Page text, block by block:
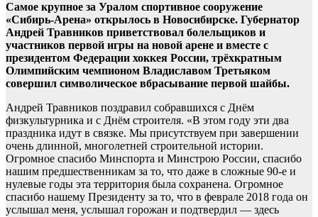
Самое крупное за Уралом спортивное сооружение
«Сибирь-Арена» открылось в Новосибирске. Губернатор
Андрей Травников приветствовал болельщиков и
участников первой игры на новой арене и вместе с
президентом Федерации хоккея России, трёхкратным
Олимпийским чемпионом Владиславом Третьяком
совершил символическое вбрасывание первой шайбы.
Андрей Травников поздравил собравшихся с Днём
физкультурника и с Днём строителя. «В этом году эти два
праздника идут в связке. Мы присутствуем при завершении
очень длинной, многолетней строительной истории.
Огромное спасибо Минспорта и Минстрою России, спасибо
нашим предшественникам за то, что даже в сложные 90-е и
нулевые годы эта территория была сохранена. Огромное
спасибо нашему Президенту за то, что в феврале 2018 года он
услышал меня, услышал горожан и подтвердил — здесь